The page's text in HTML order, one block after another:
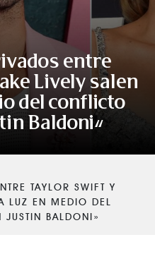
entre
Lively salen
del conflicto
Baldoni»
TAYLOR SWIFT Y
LUZ EN MEDIO DEL
BALDONI»